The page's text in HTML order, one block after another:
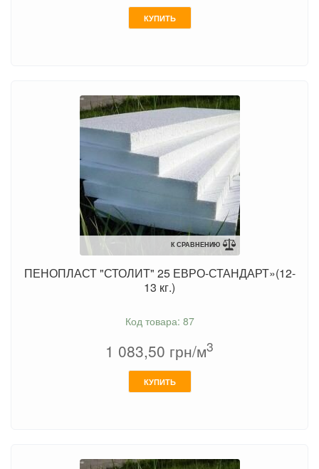
КУПИТЬ
К СРАВНЕНИЮ
ПЕНОПЛАСТ "СТОЛИТ" 25 ЕВРО-СТАНДАРТ»(12-
13 кг.)
Код товара: 87
1 083,50 грн/м3
КУПИТЬ